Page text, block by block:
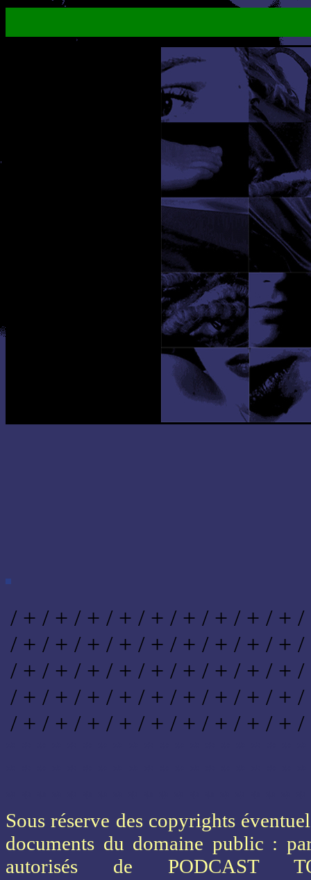
/ + / + / + / + / + / + / + / + / +
/ + / + / + / + / + / + / + / + / +
/ + / + / + / + / + / + / + / + / +
/ + / + / + / + / + / + / + / + / +
/ + / + / + / + / + / + / + / + / +
Sous réserve des copyrights
documents du domaine public :
autorisés de PODCAST